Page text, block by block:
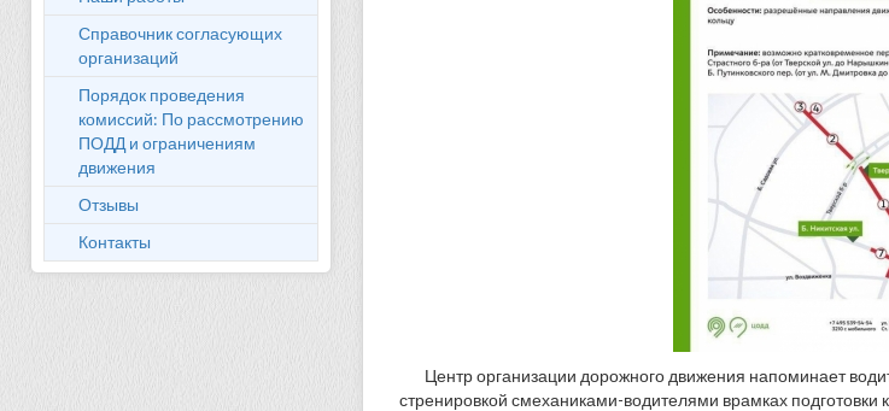
Справочник согласующих
организаций
Порядок проведения
комиссий: По рассмотрению
ПОДД и ограничениям
движения
Отзывы
Контакты
Центр организации дорожного движения напоминает
стренировкой смеханиками-водителями врамках